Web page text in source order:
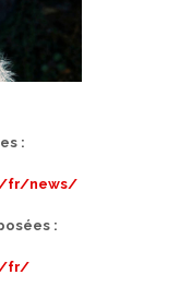
:
fr/news/
:
fr/